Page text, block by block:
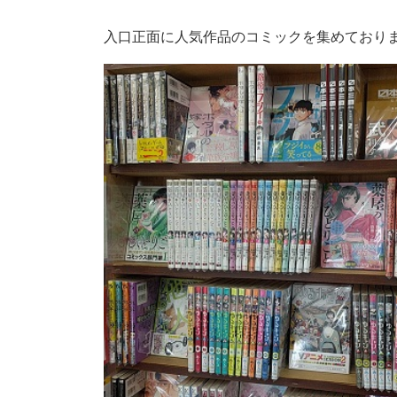
入口正面に人気作品のコミックを集めており